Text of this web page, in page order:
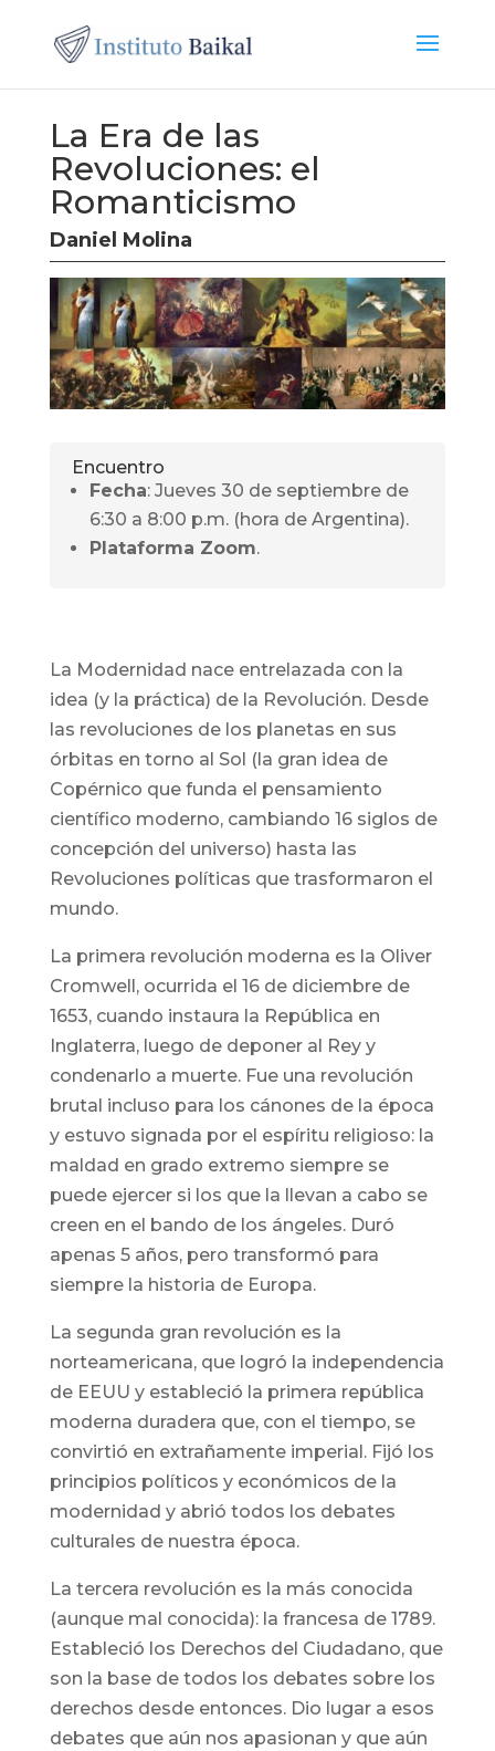
La Era de las
Revoluciones: el
Romanticismo
Daniel Molina
Encuentro
Fecha: Jueves 30 de septiembre de
6:30 a 8:00 p.m. (hora de Argentina).
Plataforma Zoom.
La Modernidad nace entrelazada con la
idea (y la práctica) de la Revolución. Desde
las revoluciones de los planetas en sus
órbitas en torno al Sol (la gran idea de
Copérnico que funda el pensamiento
científico moderno, cambiando 16 siglos de
concepción del universo) hasta las
Revoluciones políticas que trasformaron el
mundo.
La primera revolución moderna es la Oliver
Cromwell, ocurrida el 16 de diciembre de
1653, cuando instaura la República en
Inglaterra, luego de deponer al Rey y
condenarlo a muerte. Fue una revolución
brutal incluso para los cánones de la época
y estuvo signada por el espíritu religioso: la
maldad en grado extremo siempre se
puede ejercer si los que la llevan a cabo se
creen en el bando de los ángeles. Duró
apenas 5 años, pero transformó para
siempre la historia de Europa.
La segunda gran revolución es la
norteamericana, que logró la independencia
de EEUU y estableció la primera república
moderna duradera que, con el tiempo, se
convirtió en extrañamente imperial. Fijó los
principios políticos y económicos de la
modernidad y abrió todos los debates
culturales de nuestra época.
La tercera revolución es la más conocida
(aunque mal conocida): la francesa de 1789.
Estableció los Derechos del Ciudadano, que
son la base de todos los debates sobre los
derechos desde entonces. Dio lugar a esos
debates que aún nos apasionan y que aún